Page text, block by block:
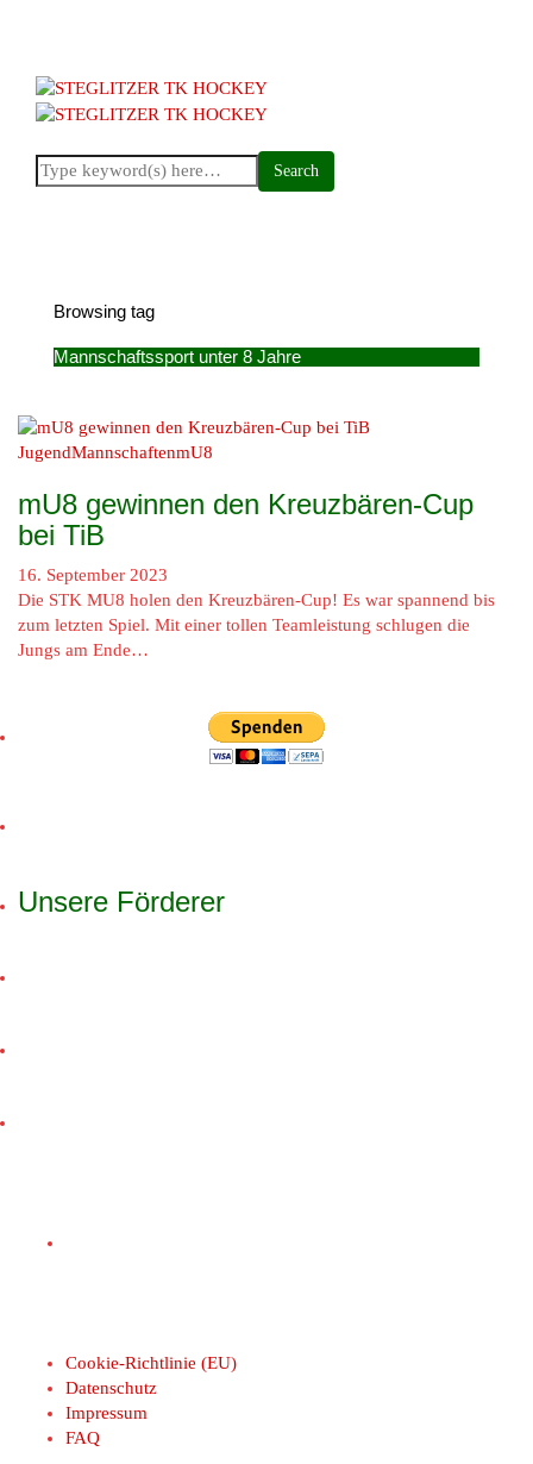
Browsing tag
Mannschaftssport unter 8 Jahre
JugendMannschaftenmU8
mU8 gewinnen den Kreuzbären-Cup
bei TiB
16. September 2023
Die STK MU8 holen den Kreuzbären-Cup! Es war spannend bis
zum letzten Spiel. Mit einer tollen Teamleistung schlugen die
Jungs am Ende…
Unsere Förderer
Cookie-Richtlinie (EU)
Datenschutz
Impressum
FAQ